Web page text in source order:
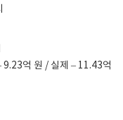
9.23억 원 / 실제 – 11.43억